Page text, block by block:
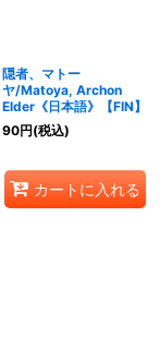
隠者、マトー
ヤ/Matoya, Archon
Elder《日本語》【FIN】
90円(税込)
カートに入れる